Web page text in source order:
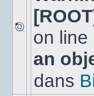
Aucun
nouveau
message
non-
dans
on line
an
dans